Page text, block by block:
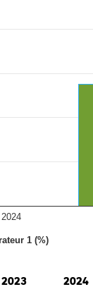
1 (%)
2024
2023 2024